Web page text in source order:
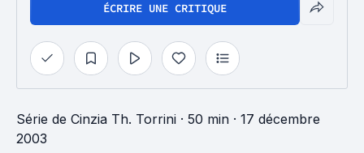
ÉCRIRE UNE CRITIQUE
Série de Cinzia Th. Torrini · 50 min · 17 décembre
2003